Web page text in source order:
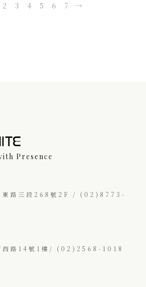
2 3 4 5 6 7 →
Presence
東路三段268號2F / (02)8773-
西路14號1樓/ (02)2568-1018